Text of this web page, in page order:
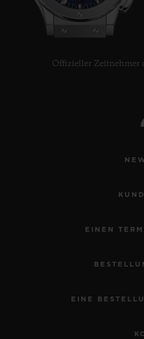
Offizieller Zeitnehmer
EINEN
EINE